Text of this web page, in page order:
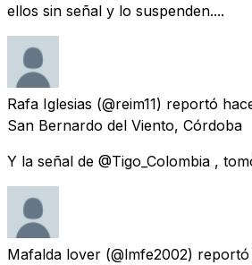
ellos sin señal y lo suspenden....
Rafa Iglesias (@reim11) reportó
San Bernardo del Viento, Córdoba
Y la señal de @Tigo_Colombia ,
Mafalda lover (@lmfe2002) reportó